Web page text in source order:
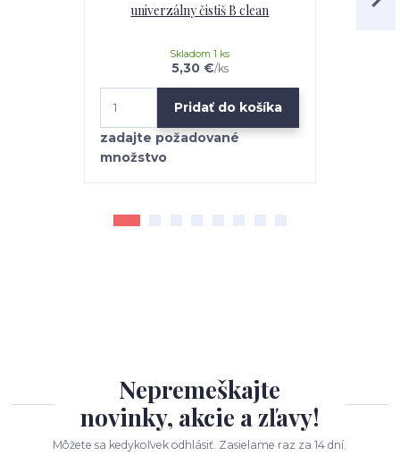
univerzálny čistiš B clean
5,30 €/ks
Skladom 1 ks
Pridať do košíka
Nepremeškajte
novinky, akcie a zľavy!
Môžete sa kedykoľvek odhlásiť. Zasielame raz za 14 dní.